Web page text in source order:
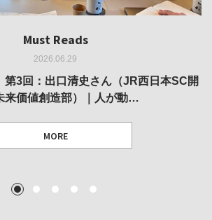
Must Reads
2026.06.29
第3回：出口清史さん（JR西日本SC開
来価値創造部）｜人が動…
MORE
Must Reads
2026.05.14
美術家・梅津庸一は、「大阪のゆかり
となることができたのか…
Must Reads
2026.03.11
｜博覧会の残像
MORE
Must Reads
2026.02.25
池聡太朗 個展「余りの風景」
MORE
Must Reads
2025.10.01
証明としての線——「ライフライン」
展
1 2 3 4 5